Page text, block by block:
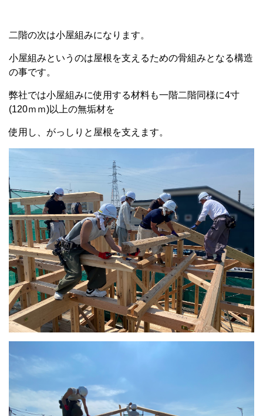
二階の次は小屋組みになります。
小屋組みというのは屋根を支えるための骨組みとなる構造
の事です。
弊社では小屋組みに使用する材料も一階二階同様に4寸
(120ｍｍ)以上の無垢材を
使用し、がっしりと屋根を支えます。